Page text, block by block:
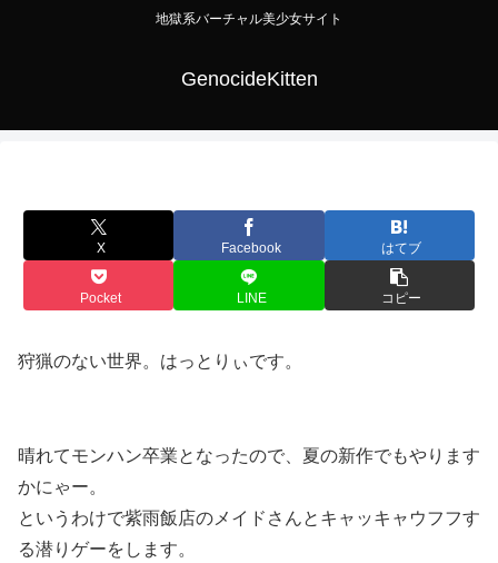
地獄系バーチャル美少女サイト
GenocideKitten
X Facebook はてブ
Pocket LINE コピー
狩猟のない世界。はっとりぃです。
晴れてモンハン卒業となったので、夏の新作でもやります
かにゃー。
というわけで紫雨飯店のメイドさんとキャッキャウフフす
る潜りゲーをします。